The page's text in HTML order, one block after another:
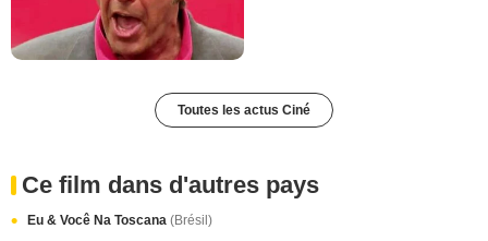
Toutes les actus Ciné
Ce film dans d'autres pays
Eu & Você Na Toscana (Brésil)